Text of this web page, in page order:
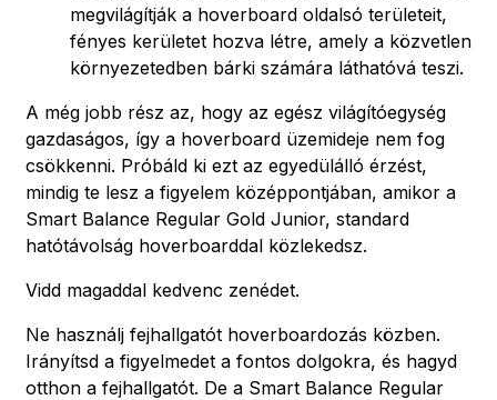
megvilágítják a hoverboard oldalsó területeit,
fényes kerületet hozva létre, amely a közvetlen
környezetedben bárki számára láthatóvá teszi.
A még jobb rész az, hogy az egész világítóegység
gazdaságos, így a hoverboard üzemideje nem fog
csökkenni. Próbáld ki ezt az egyedülálló érzést,
mindig te lesz a figyelem középpontjában, amikor a
Smart Balance Regular Gold Junior, standard
hatótávolság hoverboarddal közlekedsz.
Vidd magaddal kedvenc zenédet.
Ne használj fejhallgatót hoverboardozás közben.
Irányítsd a figyelmedet a fontos dolgokra, és hagyd
otthon a fejhallgatót. De a Smart Balance Regular